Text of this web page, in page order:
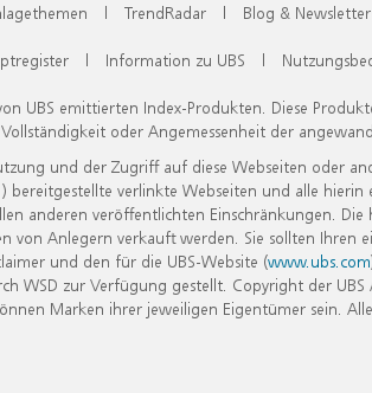
| TrendRadar | Blog & Newsletter
| Information zu UBS |
UBS emittierten Index-Produkten. Diese
oder Angemessenheit der
und der Zugriff auf diese Webseiten oder
verlinkte Webseiten und alle
anderen veröffentlichten Einschränkungen.
Anlegern verkauft werden. Sie sollten Ihren
und den für die UBS-Website (www.ubs.com
zur Verfügung gestellt. Copyright der
Marken ihrer jeweiligen Eigentümer sein.